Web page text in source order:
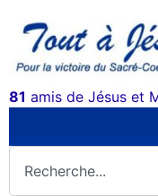
81 amis de Jésus et